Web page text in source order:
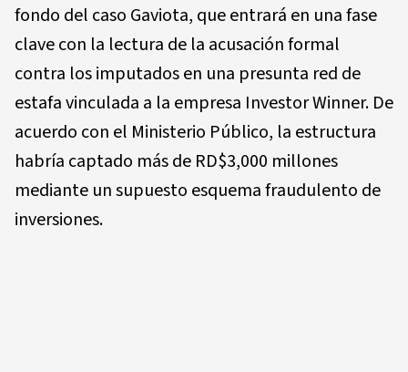
fondo del caso Gaviota, que entrará en una fase
clave con la lectura de la acusación formal
contra los imputados en una presunta red de
estafa vinculada a la empresa Investor Winner. De
acuerdo con el Ministerio Público, la estructura
habría captado más de RD$3,000 millones
mediante un supuesto esquema fraudulento de
inversiones.